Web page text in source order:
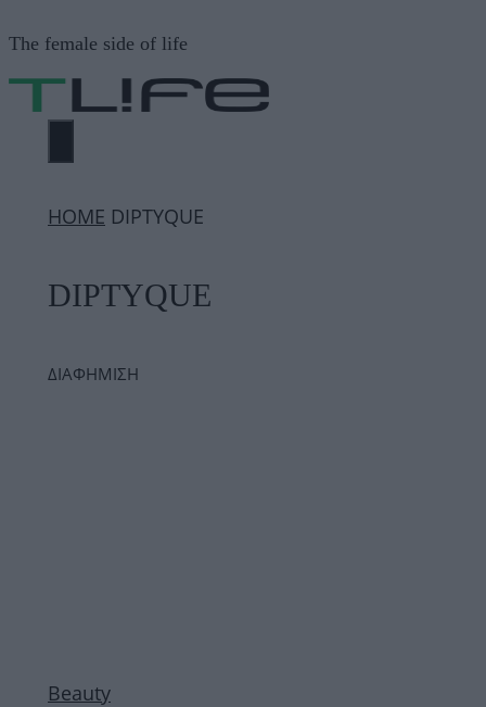
σε
περιεχόμενο
The female side of life
ΜΕΝΟΎ
ΗΟΜΕ DIPTYQUE
DIPTYQUE
ΔΙΑΦΗΜΙΣΗ
Beauty